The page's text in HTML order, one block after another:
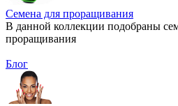
Семена для проращивания
В данной коллекции подобраны
проращивания
Блог